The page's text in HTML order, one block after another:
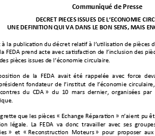
Communiqué de Presse
DECRET PIECES ISSUES DE L’ECONOMIE
UNE DEFINITION QUI VA DANS LE BON SENS, MAIS
à la publication du décret relatif à l’utilisation de pièces
FEDA prend acte avec satisfaction de l’inclusion des
pièces issues de l’économie circulaire.
de la FEDA avait  été rappelée avec  force
fondateur de l’institut de l’économie circulaire,
es du  CDA » du  10  mars dernier,  organisées  par
que les pièces « Echange Réparation » n’aient pu
légale.  La  FEDA  va donc  travailler  avec  ses
»  et  « Reconstruction  Moteurs »  pour proposer  aux